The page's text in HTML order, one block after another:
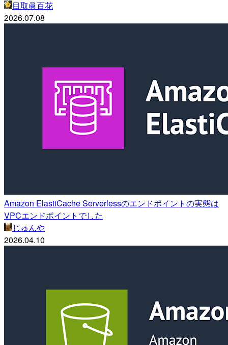
目取眞百花
2026.07.08
Amazon ElastiCache Serverlessのエンドポイントの実態は
VPCエンドポイントでした
じゅんや
2026.04.10